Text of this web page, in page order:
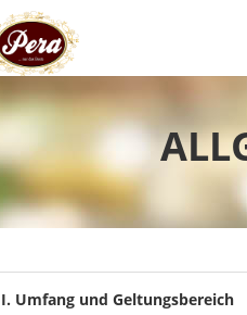
I. Umfang und Geltungsbereich